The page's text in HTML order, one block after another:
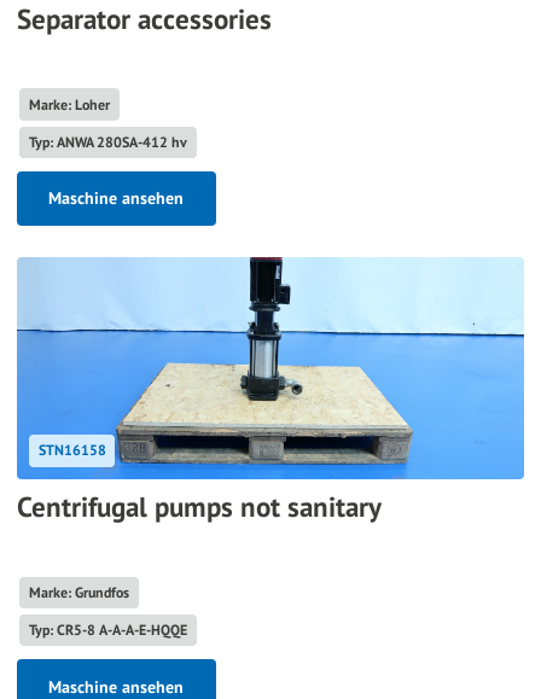
Separator accessories
Marke: Loher
Typ: ANWA 280SA-412 hv
Maschine ansehen
STN16158
Centrifugal pumps not sanitary
Marke: Grundfos
Typ: CR5-8 A-A-A-E-HQQE
Maschine ansehen